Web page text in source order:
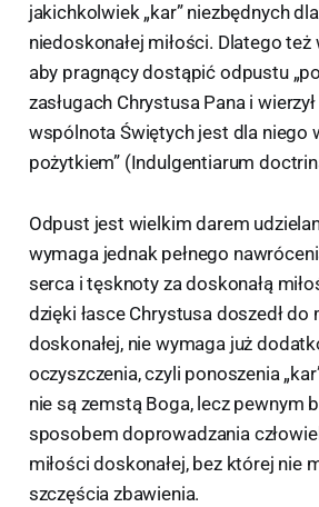
jakichkolwiek „kar” niezbędnych
niedoskonałej miłości. Dlatego
aby pragnący dostąpić odpustu
zasługach Chrystusa Pana i
wspólnota Świętych jest dla niego
pożytkiem” (Indulgentiarum
Odpust jest wielkim darem
wymaga jednak pełnego
serca i tęsknoty za doskonałą
dzięki łasce Chrystusa doszedł do
doskonałej, nie wymaga już
oczyszczenia, czyli ponoszenia
nie są zemstą Boga, lecz pewnym
sposobem doprowadzania
miłości doskonałej, bez której nie
szczęścia zbawienia.